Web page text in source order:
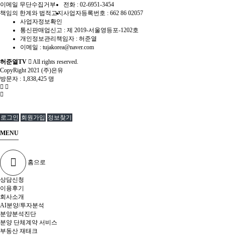
이메일 무단수집거부
책임의 한계와 법적고지
전화 : 02-6951-3454
사업자등록번호 : 662 86 02057
사업자정보확인
통신판매업신고 : 제 2019-서울영등포-1202호
개인정보관리책임자 : 허준열
이메일 : tujakorea@naver.com
허준열TV
All rights reserved.
CopyRight 2021 (주)은유
방문자 : 1,838,425 명
로그인 회원가입 정보찾기
MENU
홈으로
상담신청
이용후기
회사소개
AI분양/투자분석
분양분석진단
분양 단체계약 서비스
부동산 재태크